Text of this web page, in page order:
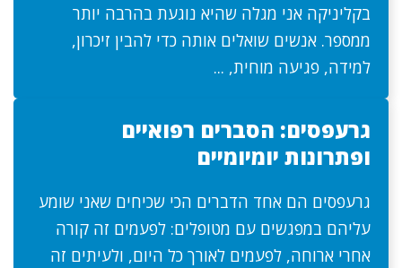
בקליניקה אני מגלה שהיא נוגעת בהרבה יותר
ממספר. אנשים שואלים אותה כדי להבין זיכרון,
למידה, פגיעה מוחית, ...
גרעפסים: הסברים רפואיים
ופתרונות יומיומיים
גרעפסים הם אחד הדברים הכי שכיחים שאני שומע
עליהם במפגשים עם מטופלים: לפעמים זה קורה
אחרי ארוחה, לפעמים לאורך כל היום, ולעיתים זה